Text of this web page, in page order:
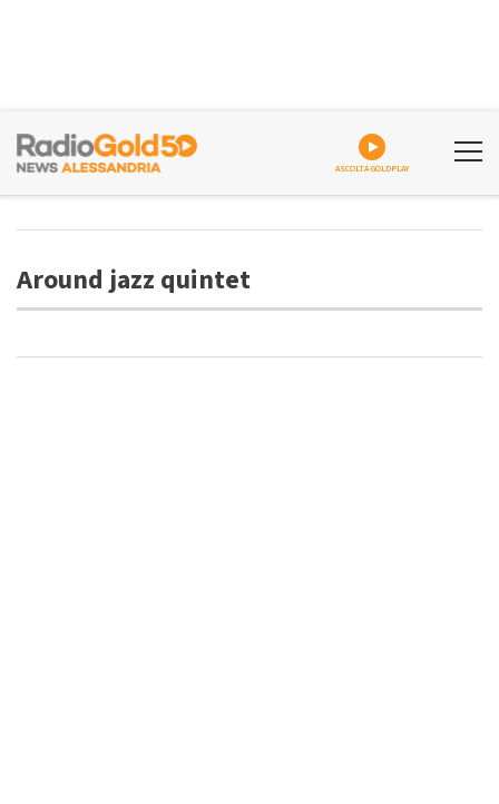
ASCOLTA GOLDPLAY
Around jazz quintet